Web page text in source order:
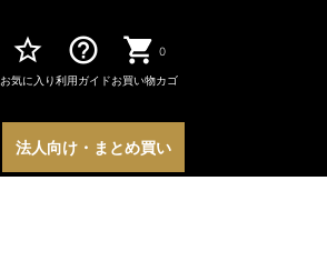
star_border
お気に入り
help_outline
利用ガイド
0
お買い物カゴ
法人向け・まとめ買い